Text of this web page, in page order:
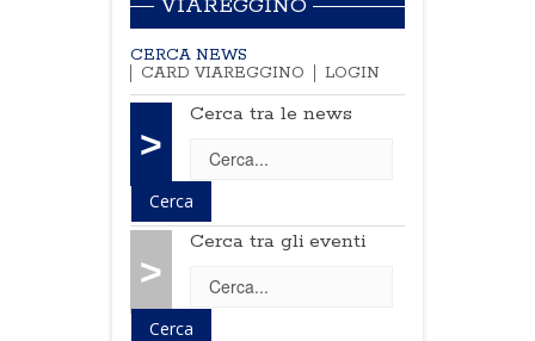
VIAREGGINO
CERCA NEWS
CARD VIAREGGINO
LOGIN
>
Cerca tra le news
>
Cerca tra gli eventi